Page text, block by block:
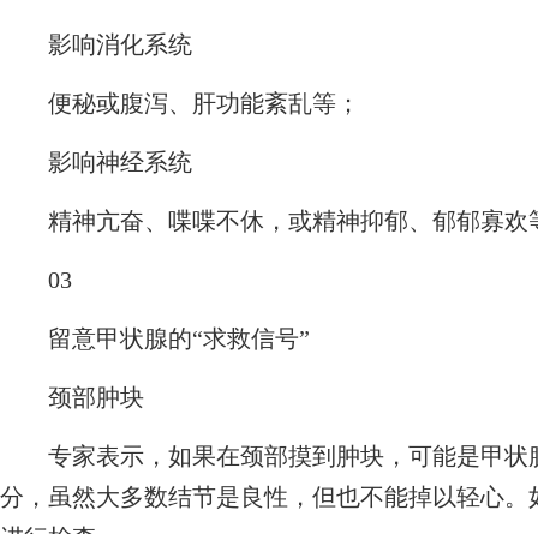
影响消化系统
便秘或腹泻、肝功能紊乱等；
影响神经系统
精神亢奋、喋喋不休，或精神抑郁、郁郁寡欢
03
留意甲状腺的“求救信号”
颈部肿块
专家表示，如果在颈部摸到肿块，可能是甲状
分，虽然大多数结节是良性，但也不能掉以轻心